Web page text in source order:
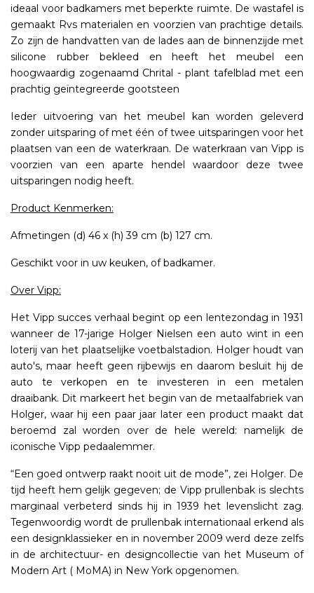
ideaal voor badkamers met beperkte ruimte. De wastafel is
gemaakt Rvs materialen en voorzien van prachtige details.
Zo zijn de handvatten van de lades aan de binnenzijde met
silicone rubber bekleed en heeft het meubel een
hoogwaardig zogenaamd Chrital - plant tafelblad met een
prachtig geïntegreerde gootsteen
Ieder uitvoering van het meubel kan worden geleverd
zonder uitsparing of met één of twee uitsparingen voor het
plaatsen van een de waterkraan. De waterkraan van Vipp is
voorzien van een aparte hendel waardoor deze twee
uitsparingen nodig heeft.
Product Kenmerken:
Afmetingen (d) 46 x (h) 39 cm (b) 127 cm.
Geschikt voor in uw keuken, of badkamer.
Over Vipp:
Het Vipp succes verhaal begint op een lentezondag in 1931
wanneer de 17-jarige Holger Nielsen een auto wint in een
loterij van het plaatselijke voetbalstadion. Holger houdt van
auto's, maar heeft geen rijbewijs en daarom besluit hij de
auto te verkopen en te investeren in een metalen
draaibank. Dit markeert het begin van de metaalfabriek van
Holger, waar hij een paar jaar later een product maakt dat
beroemd zal worden over de hele wereld: namelijk de
iconische Vipp pedaalemmer.
“Een goed ontwerp raakt nooit uit de mode”, zei Holger. De
tijd heeft hem gelijk gegeven; de Vipp prullenbak is slechts
marginaal verbeterd sinds hij in 1939 het levenslicht zag.
Tegenwoordig wordt de prullenbak internationaal erkend als
een designklassieker en in november 2009 werd deze zelfs
in de architectuur- en designcollectie van het Museum of
Modern Art ( MoMA) in New York opgenomen.